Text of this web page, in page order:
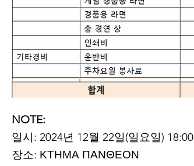
NOTE:
일시: 2024년 12월 22일(일요일) 18:00
장소: ΚΤΗΜΑ ΠΑΝΘΕΟΝ